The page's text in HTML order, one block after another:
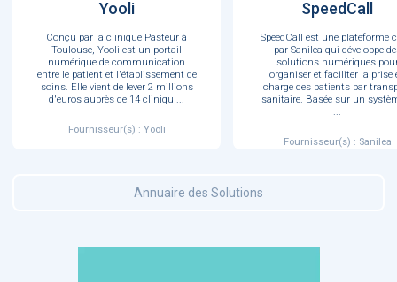
Yooli
Conçu par la clinique Pasteur à
Toulouse, Yooli est un portail
numérique de communication
entre le patient et l'établissement de
soins. Elle vient de lever 2 millions
d'euros auprès de 14 cliniqu ...
Fournisseur(s) : Yooli
SpeedCall
SpeedCall est une plateforme
par Sanilea qui développe
solutions numériques
organiser et faciliter la prise
charge des patients par
sanitaire. Basée sur un
...
Fournisseur(s) : Sanilea
Annuaire des Solutions